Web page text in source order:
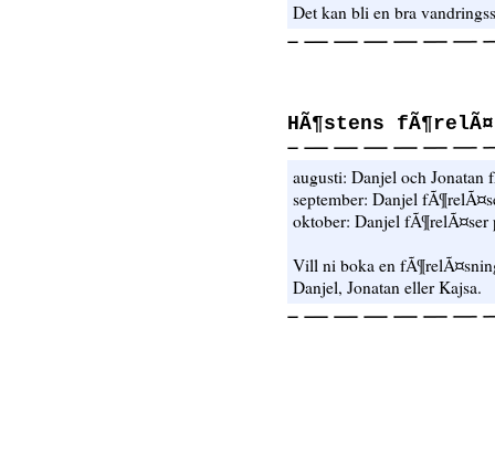
Det kan bli en bra
HÃ¶stens
augusti: Danjel och
september: Danjel
oktober: Danjel
Vill ni boka en
Danjel, Jonatan eller Kajsa.